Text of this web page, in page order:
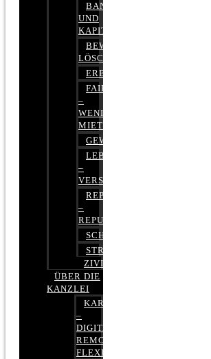
BANK-
UND
KAPITALMARKTRECHT
BEWERTUNGEN
LÖSCHEN
ERBRECHT
FAIRMIETEN
–
WENIGER
MIETE
GEWERBERECHT
LEBENSVERSICHERUNG
–
VERSICHERUNGSRECHT
REPUTATIONSRECHT
–
REPUTATIONSMANAGEMENT
SCHUFARECHT
STRAFRECHT
ZIVILRECHT
ÜBER DIE
KANZLEI
KARRIERE
–
DIGITAL,
REMOTE,
FLEXIBEL